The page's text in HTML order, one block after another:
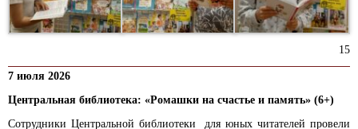
15
7 июля 2026
Центральная библиотека: «Ромашки на счастье и память» (6+)
Сотрудники Центральной библиотеки для юных читателей провели